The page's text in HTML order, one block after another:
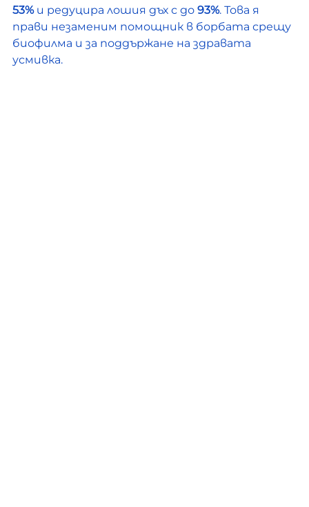
53% и редуцира лошия дъх с до 93%. Това я
прави незаменим помощник в борбата срещу
биофилма и за поддържане на здравата
усмивка.